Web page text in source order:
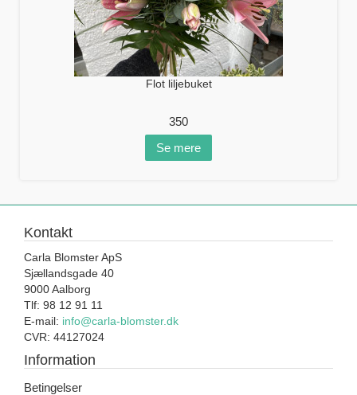
Flot liljebuket
350
Se mere
Kontakt
Carla Blomster ApS
Sjællandsgade 40
9000 Aalborg
Tlf: 98 12 91 11
E-mail: info@carla-blomster.dk
CVR: 44127024
Information
Betingelser